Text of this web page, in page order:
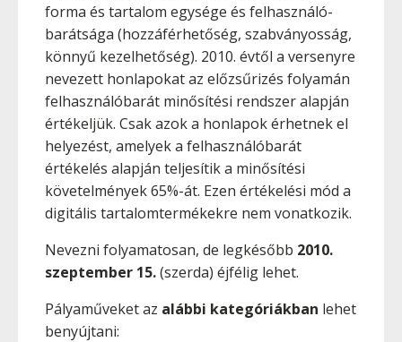
forma és tartalom egysége és felhasználó-
barátsága (hozzáférhetőség, szabványosság,
könnyű kezelhetőség). 2010. évtől a versenyre
nevezett honlapokat az előzsűrizés folyamán
felhasználóbarát minősítési rendszer alapján
értékeljük. Csak azok a honlapok érhetnek el
helyezést, amelyek a felhasználóbarát
értékelés alapján teljesítik a minősítési
követelmények 65%-át. Ezen értékelési mód a
digitális tartalomtermékekre nem vonatkozik.
Nevezni folyamatosan, de legkésőbb 2010.
szeptember 15.(szerda) éjfélig lehet.
Pályaműveket az alábbi kategóriákban lehet
benyújtani: